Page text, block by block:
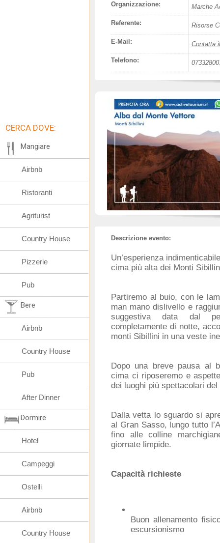
Organizzazione: Marche
Referente: Risorse
E-Mail: Contatta
Telefono:
Descrizione evento:
Un’esperienza
cima più alta dei Monti
Partiremo al buio, con le
man mano dislivello e
suggestiva data dal
completamente di notte,
monti Sibillini in una veste
Dopo una breve pausa al
cima ci riposeremo e
dei luoghi più spettacolari
Dalla vetta lo sguardo si
al Gran Sasso, lungo tutto
fino alle colline
giornate limpide.
Capacità richieste
Buon allenamento
escursionismo
CERCA DOVE:
Mangiare
Airbnb
Ristoranti
Agriturist
Country House
Pizzerie
Pub
Bere
Airbnb
Country House
Pub
After Dinner
Dormire
Hotel
Campeggi
Ostelli
Airbnb
Country House